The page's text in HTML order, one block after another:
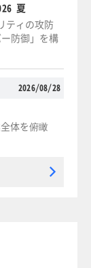
夏
ティの攻防
防御」を構
2026/08/28
体を俯瞰